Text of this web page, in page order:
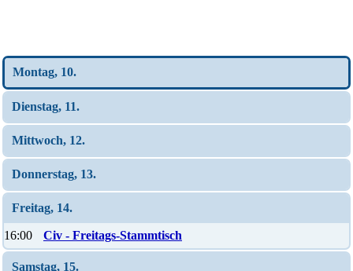
Montag, 10.
Dienstag, 11.
Mittwoch, 12.
Donnerstag, 13.
Freitag, 14.
16:00 Civ - Freitags-Stammtisch
Samstag, 15.